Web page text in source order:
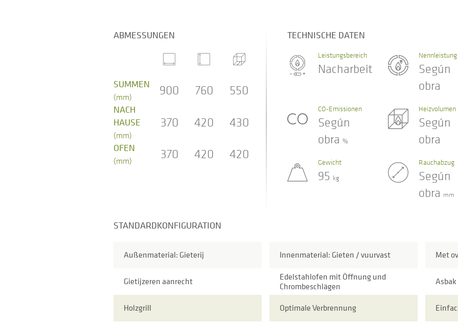
ABMESSUNGEN
SUMMEN
(mm) 900 760 550
NACH
HAUSE
(mm)
370 420 430
OFEN
(mm) 370 420 420
TECHNISCHE DATEN
Leistungsbereich
Nacharbeit
Nennleistung
Según
obra
CO-Emissionen
Según
obra %
Heizvolumen
Según
obra
Gewicht
95 kg
Rauchabzug
Según
obra mm
STANDARDKONFIGURATION
Außenmaterial: Gieterij Innenmaterial: Gieten / vuurvast Met
Gietijzeren aanrecht
Edelstahlofen mit Öffnung und
Chrombeschlägen
Asbak
Holzgrill Optimale Verbrennung